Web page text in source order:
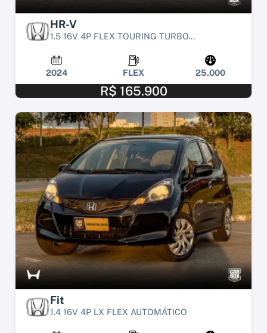
HR-V
1.5 16V 4P FLEX TOURING TURBO...
2024 FLEX 25.000
R$ 165.900
Fit
1.4 16V 4P LX FLEX AUTOMÁTICO